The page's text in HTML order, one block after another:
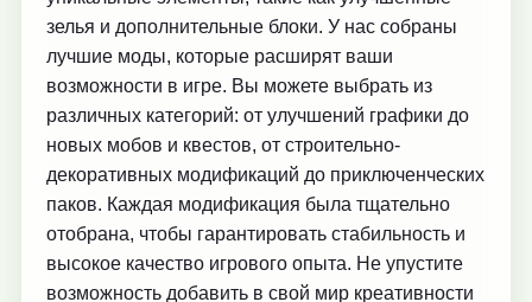
зелья и дополнительные блоки. У нас собраны
лучшие моды, которые расширят ваши
возможности в игре. Вы можете выбрать из
различных категорий: от улучшений графики до
новых мобов и квестов, от строительно-
декоративных модификаций до приключенческих
паков. Каждая модификация была тщательно
отобрана, чтобы гарантировать стабильность и
высокое качество игрового опыта. Не упустите
возможность добавить в свой мир креативности